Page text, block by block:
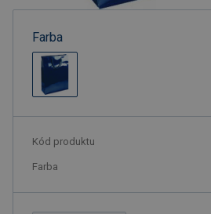
Farba
Kód produktu
Farba